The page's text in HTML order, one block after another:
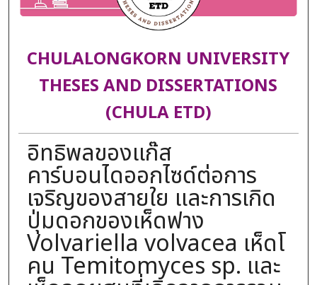
CHULALONGKORN UNIVERSITY
THESES AND DISSERTATIONS
(CHULA ETD)
อิทธิพลของแก๊ส
คาร์บอนไดออกไซด์ต่อการ
เจริญของสายใย และการเกิด
ปุ่มดอกของเห็ดฟาง
Volvariella volvacea เห็ดโ
คน Temitomyces sp. และ